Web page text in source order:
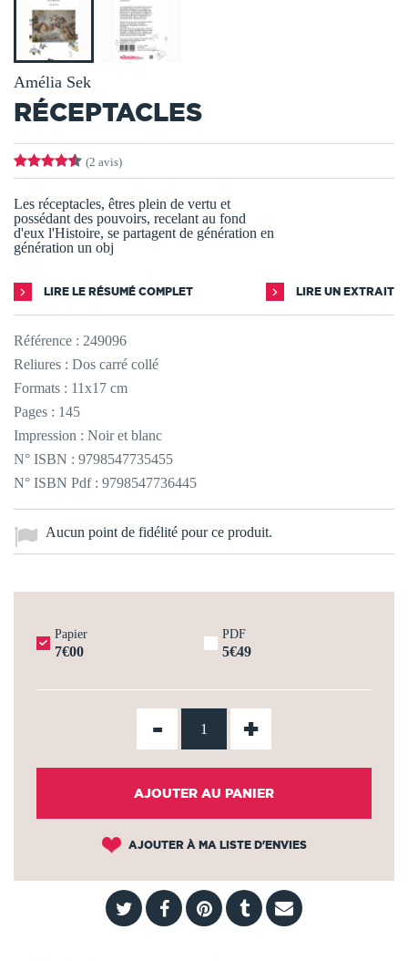
Amélia Sek
RÉCEPTACLES
(2 avis)
Les réceptacles, êtres plein de vertu et
possédant des pouvoirs, recelant au fond
d'eux l'Histoire, se partagent de génération en
génération un obj
LIRE LE RÉSUMÉ COMPLET LIRE UN EXTRAIT
Référence : 249096
Reliures : Dos carré collé
Formats : 11x17 cm
Pages : 145
Impression : Noir et blanc
N° ISBN : 9798547735455
N° ISBN Pdf : 9798547736445
Aucun point de fidélité pour ce produit.
Papier
7€00
PDF
5€49
- +
AJOUTER AU PANIER
AJOUTER À MA LISTE D'ENVIES